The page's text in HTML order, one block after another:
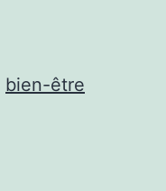
bien-être